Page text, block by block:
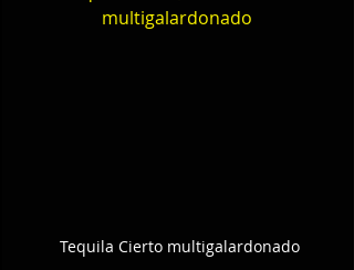
multigalardonado
Tequila Cierto multigalardonado